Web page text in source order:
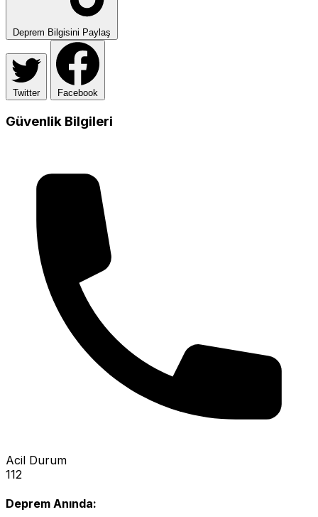
Deprem Bilgisini Paylaş
Twitter Facebook
Güvenlik Bilgileri
Acil Durum
112
Deprem Anında: